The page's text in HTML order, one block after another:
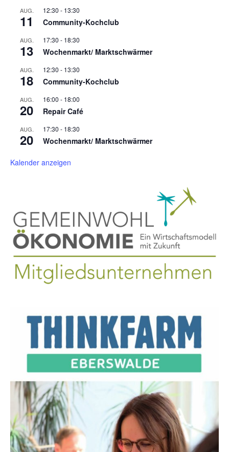
AUG.
11
12:30 - 13:30
Community-Kochclub
AUG.
13
17:30 - 18:30
Wochenmarkt/ Marktschwärmer
AUG.
18
12:30 - 13:30
Community-Kochclub
AUG.
20
16:00 - 18:00
Repair Café
AUG.
20
17:30 - 18:30
Wochenmarkt/ Marktschwärmer
Kalender anzeigen